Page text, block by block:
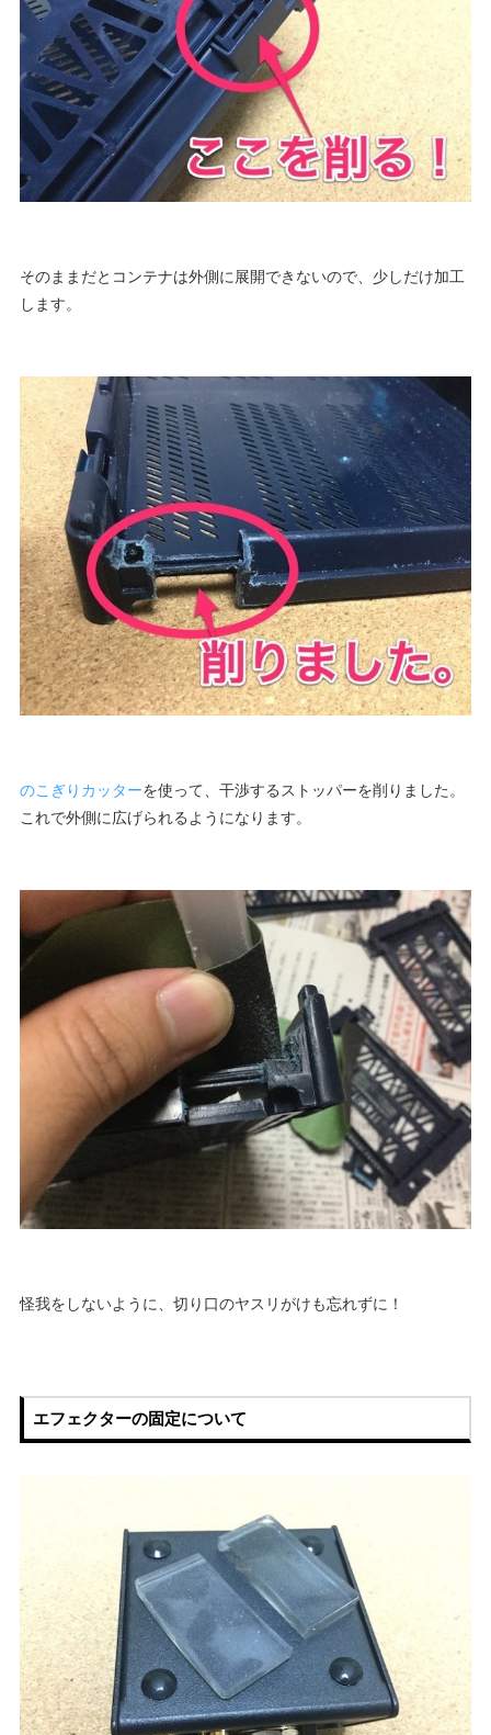
そのままだとコンテナは外側に展開できないので、少しだけ加工
します。
のこぎりカッターを使って、干渉するストッパーを削りました。
これで外側に広げられるようになります。
怪我をしないように、切り口のヤスリがけも忘れずに！
エフェクターの固定について